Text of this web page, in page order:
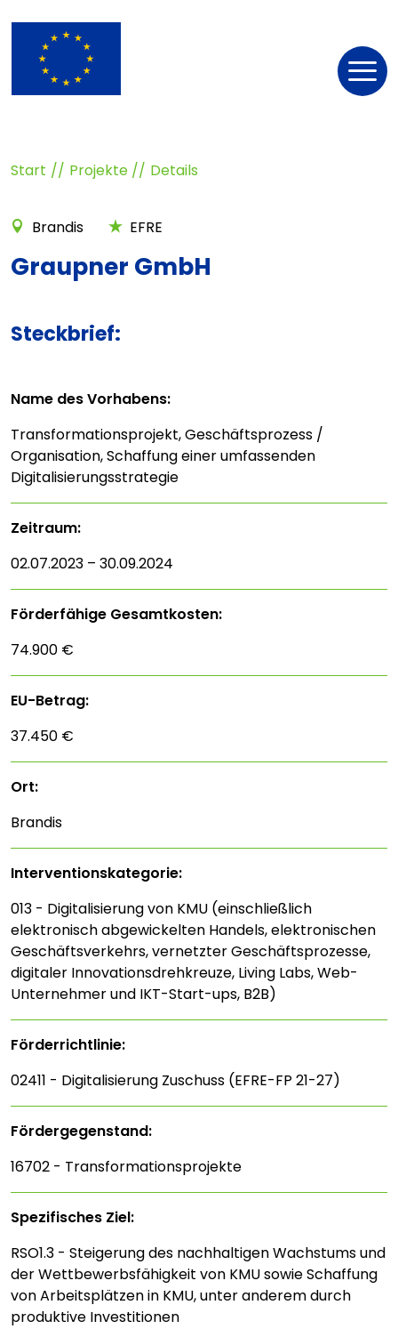
Start Projekte Details
Brandis EFRE
Graupner GmbH
Steckbrief:
Name des Vorhabens:
Transformationsprojekt, Geschäftsprozess /
Organisation, Schaffung einer umfassenden
Digitalisierungsstrategie
Zeitraum:
02.07.2023 – 30.09.2024
Förderfähige Gesamtkosten:
74.900 €
EU-Betrag:
37.450 €
Ort:
Brandis
Interventions­kategorie:
013 - Digitalisierung von KMU (einschließlich
elektronisch abgewickelten Handels, elektronischen
Geschäftsverkehrs, vernetzter Geschäftsprozesse,
digitaler Innovationsdrehkreuze, Living Labs, Web-
Unternehmer und IKT-Start-ups, B2B)
Förderrichtlinie:
02411 - Digitalisierung Zuschuss (EFRE-FP 21-27)
Fördergegenstand:
16702 - Transformationsprojekte
Spezifisches Ziel:
RSO1.3 - Steigerung des nachhaltigen Wachstums und
der Wettbewerbsfähigkeit von KMU sowie Schaffung
von Arbeitsplätzen in KMU, unter anderem durch
produktive Investitionen